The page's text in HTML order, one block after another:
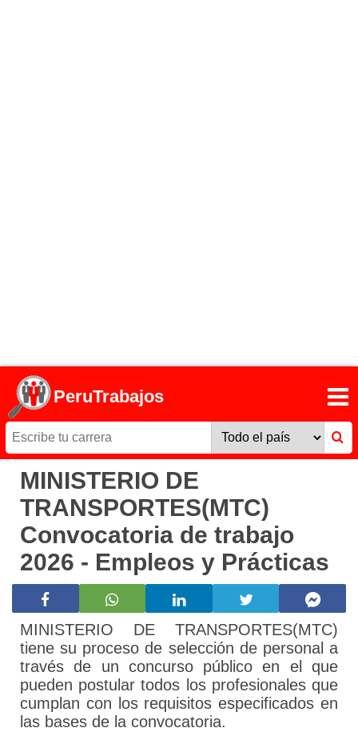
PeruTrabajos
MINISTERIO DE
TRANSPORTES(MTC)
Convocatoria de trabajo
2026 - Empleos y Prácticas
MINISTERIO DE TRANSPORTES(MTC)
tiene su proceso de selección de personal a
través de un concurso público en el que
pueden postular todos los profesionales que
cumplan con los requisitos especificados en
las bases de la convocatoria.